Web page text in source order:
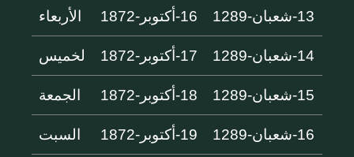
13-شعبان-1289 16-أكتوبر-1872 الأربعاء
14-شعبان-1289 17-أكتوبر-1872 لخميس
15-شعبان-1289 18-أكتوبر-1872 الجمعة
16-شعبان-1289 19-أكتوبر-1872 السبت